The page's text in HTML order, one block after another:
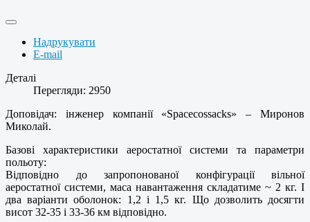
Надрукувати
E-mail
Деталі
Перегляди: 2950
Доповідач: інженер компанії «Spacecossacks» – Миронов
Миколай.
Базові характеристики аеростатної системи та параметри
польоту:
Відповідно до запропонованої конфігурації вільної
аеростатної системи, маса навантаження складатиме ~ 2 кг. І
два варіанти оболонок: 1,2 і 1,5 кг. Що дозволить досягти
висот 32-35 і 33-36 км відповідно.